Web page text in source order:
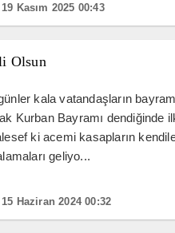
19 Kasım 2025 00:43
Olsun
kala vatandaşların
Kurban Bayramı dendiğinde
ki acemi kasapların
geliyo...
15 Haziran 2024 00:32